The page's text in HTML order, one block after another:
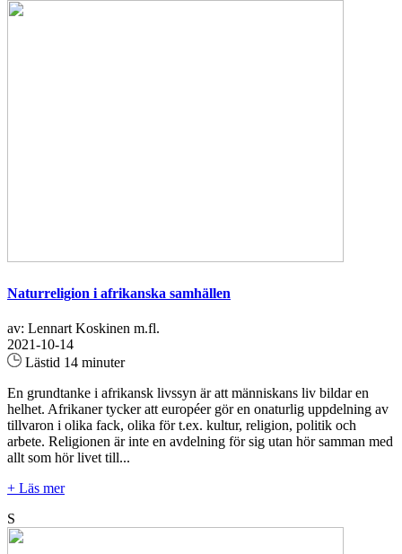
Naturreligion i afrikanska samhällen
av: Lennart Koskinen m.fl.
2021-10-14
Lästid 14 minuter
En grundtanke i afrikansk livssyn är att människans liv bildar en
helhet. Afrikaner tycker att européer gör en onaturlig uppdelning av
tillvaron i olika fack, olika för t.ex. kultur, religion, politik och
arbete. Religionen är inte en avdelning för sig utan hör samman med
allt som hör livet till...
+ Läs mer
S